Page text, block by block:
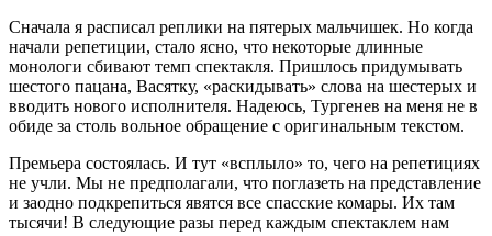
Сначала я расписал реплики на пятерых мальчишек. Но когда
начали репетиции, стало ясно, что некоторые длинные
монологи сбивают темп спектакля. Пришлось придумывать
шестого пацана, Васятку, «раскидывать» слова на шестерых и
вводить нового исполнителя. Надеюсь, Тургенев на меня не в
обиде за столь вольное обращение с оригинальным текстом.
Премьера состоялась. И тут «всплыло» то, чего на репетициях
не учли. Мы не предполагали, что поглазеть на представление
и заодно подкрепиться явятся все спасские комары. Их там
тысячи! В следующие разы перед каждым спектаклем нам